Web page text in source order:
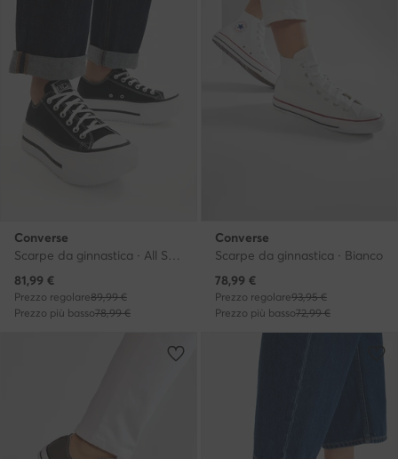
Converse
Scarpe da ginnastica · All Star · Nero
Prezzo attuale
81,99 €
Prezzo regolare89,99 €
Prezzo più basso78,99 €
Converse
Scarpe da ginnastica · Bianco
Prezzo attuale
78,99 €
Prezzo regolare93,95 €
Prezzo più basso72,99 €